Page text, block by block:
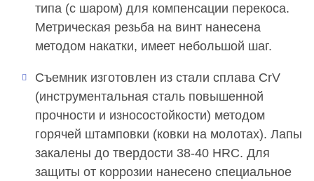
типа (с шаром) для компенсации перекоса.
Метрическая резьба на винт нанесена
методом накатки, имеет небольшой шаг.
Съемник изготовлен из стали сплава CrV
(инструментальная сталь повышенной
прочности и износостойкости) методом
горячей штамповки (ковки на молотах). Лапы
закалены до твердости 38-40 HRC. Для
защиты от коррозии нанесено специальное